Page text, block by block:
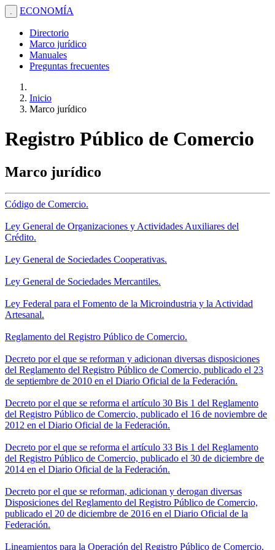
. ECONOMÍA
Directorio
Marco jurídico
Manuales
Preguntas frecuentes
Inicio
Marco jurídico
Registro Público de Comercio
Marco jurídico
Código de Comercio.
Ley General de Organizaciones y Actividades Auxiliares del
Crédito.
Ley General de Sociedades Cooperativas.
Ley General de Sociedades Mercantiles.
Ley Federal para el Fomento de la Microindustria y la Actividad
Artesanal.
Reglamento del Registro Público de Comercio.
Decreto por el que se reforman y adicionan diversas disposiciones
del Reglamento del Registro Público de Comercio, publicado el 23
de septiembre de 2010 en el Diario Oficial de la Federación.
Decreto por el que se reforma el artículo 30 Bis 1 del Reglamento
del Registro Público de Comercio, publicado el 16 de noviembre de
2012 en el Diario Oficial de la Federación.
Decreto por el que se reforma el artículo 33 Bis 1 del Reglamento
del Registro Público de Comercio, publicado el 30 de diciembre de
2014 en el Diario Oficial de la Federación.
Decreto por el que se reforman, adicionan y derogan diversas
Disposiciones del Reglamento del Registro Público de Comercio,
publicado el 20 de diciembre de 2016 en el Diario Oficial de la
Federación.
Lineamientos para la Operación del Registro Público de Comercio.